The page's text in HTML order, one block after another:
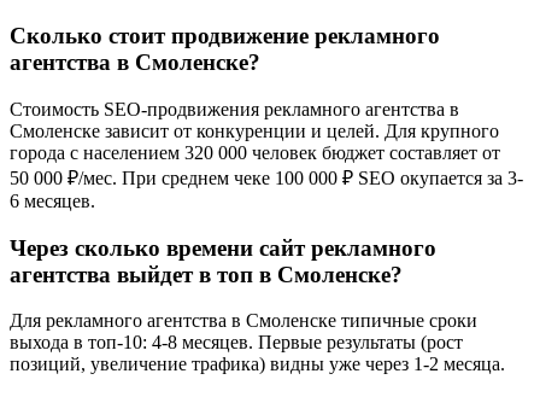
Сколько стоит продвижение рекламного
агентства в Смоленске?
Стоимость SEO-продвижения рекламного агентства в
Смоленске зависит от конкуренции и целей. Для крупного
города с населением 320 000 человек бюджет составляет от
50 000 ₽/мес. При среднем чеке 100 000 ₽ SEO окупается за 3-
6 месяцев.
Через сколько времени сайт рекламного
агентства выйдет в топ в Смоленске?
Для рекламного агентства в Смоленске типичные сроки
выхода в топ-10: 4-8 месяцев. Первые результаты (рост
позиций, увеличение трафика) видны уже через 1-2 месяца.